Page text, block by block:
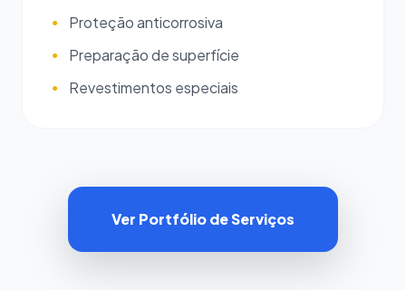
● Proteção anticorrosiva
● Preparação de superfície
● Revestimentos especiais
Ver Portfólio de Serviços